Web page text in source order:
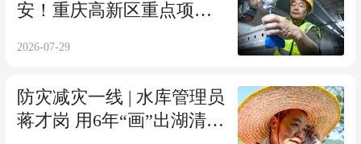
安！重庆高新区重点项目
2026-07-29
防灾减灾一线 | 水库管理员
蒋才岗 用6年“画”出湖清人